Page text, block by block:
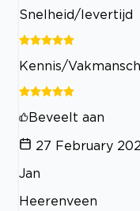
Snelheid/levertijd
Kennis/
Beveelt aan
27 February
Jan
Heerenveen